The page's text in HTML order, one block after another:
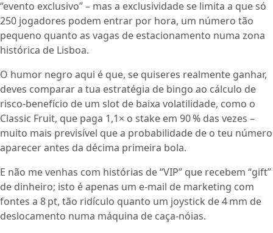
“evento exclusivo” – mas a exclusividade se limita a que só
250 jogadores podem entrar por hora, um número tão
pequeno quanto as vagas de estacionamento numa zona
histórica de Lisboa.
O humor negro aqui é que, se quiseres realmente ganhar,
deves comparar a tua estratégia de bingo ao cálculo de
risco‑benefício de um slot de baixa volatilidade, como o
Classic Fruit, que paga 1,1× o stake em 90 % das vezes –
muito mais previsível que a probabilidade de o teu número
aparecer antes da décima primeira bola.
E não me venhas com histórias de “VIP” que recebem “gift”
de dinheiro; isto é apenas um e‑mail de marketing com
fontes a 8 pt, tão ridículo quanto um joystick de 4 mm de
deslocamento numa máquina de caça‑nóias.